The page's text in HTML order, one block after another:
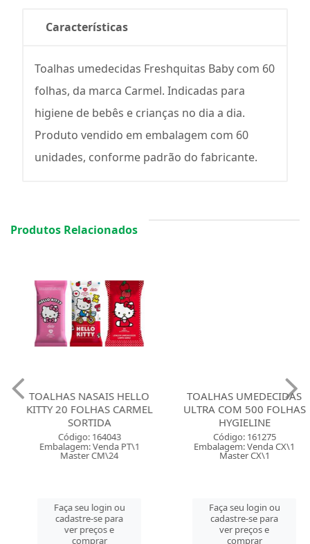
Características
Toalhas umedecidas Freshquitas Baby com 60
folhas, da marca Carmel. Indicadas para
higiene de bebês e crianças no dia a dia.
Produto vendido em embalagem com 60
unidades, conforme padrão do fabricante.
Produtos Relacionados
TOALHAS NASAIS HELLO
KITTY 20 FOLHAS CARMEL
SORTIDA
Código: 164043
Embalagem: Venda PT\1
Master CM\24
Faça seu login ou
cadastre-se para
ver preços e
comprar
TOALHAS UMEDECIDAS
ULTRA COM 500 FOLHAS
HYGIELINE
Código: 161275
Embalagem: Venda CX\1
Master CX\1
Faça seu login ou
cadastre-se para
ver preços e
comprar